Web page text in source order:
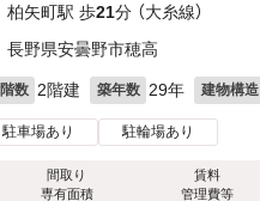
柏矢町駅 歩21分 （大糸線）
長野県安曇野市穂高
数 2階建 築年数 29年 建物構造
駐車場あり 駐輪場あり
間取り
専有面積
賃料
管理費等